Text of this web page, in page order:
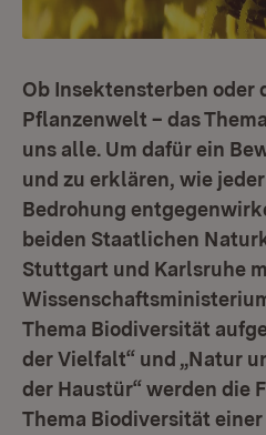
Ob Insektensterben oder
Pflanzenwelt – das
uns alle. Um dafür ein
und zu erklären, wie
Bedrohung
beiden Staatlichen
Stuttgart und Karlsruhe
Thema Biodiversität
der Vielfalt“ und „Natur
der Haustür“ werden die
Thema Biodiversität